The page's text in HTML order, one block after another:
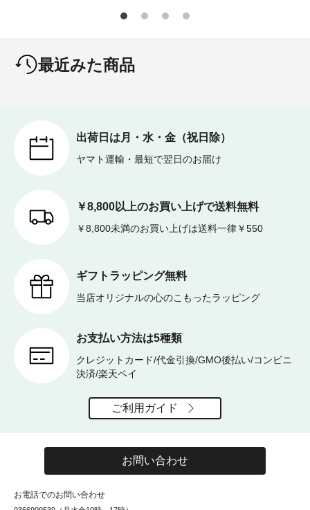
最近みた商品
出荷日は月・水・金（祝日除）
ヤマト運輸・最短で翌日のお届け
￥8,800以上のお買い上げで送料無料
￥8,800未満のお買い上げは送料一律￥550
ギフトラッピング無料
当店オリジナルの心のこもったラッピング
お支払い方法は5種類
クレジットカード/代金引換/GMO後払い/コンビニ
決済/楽天ペイ
ご利用ガイド
お問い合わせ
お電話でのお問い合わせ